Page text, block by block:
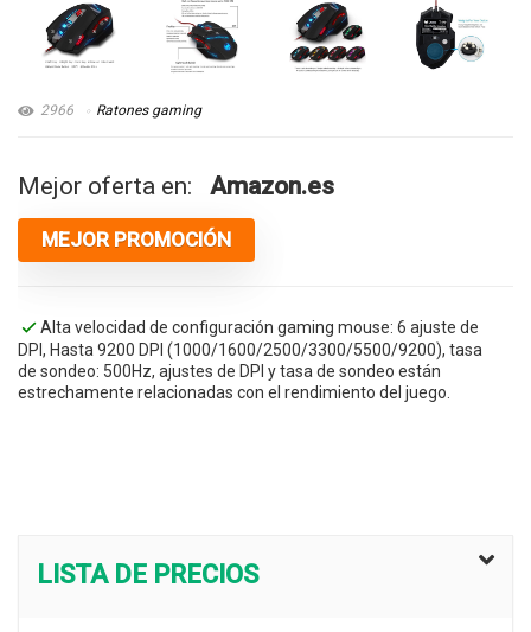
2966 Ratones gaming
Mejor oferta en: Amazon.es
MEJOR PROMOCIÓN
Alta velocidad de configuración gaming mouse: 6 ajuste de
DPI, Hasta 9200 DPI (1000/1600/2500/3300/5500/9200), tasa
de sondeo: 500Hz, ajustes de DPI y tasa de sondeo están
estrechamente relacionadas con el rendimiento del juego.
LISTA DE PRECIOS